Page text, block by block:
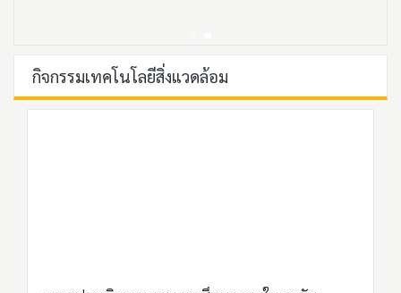
กิจกรรมเทคโนโลยีสิ่งแวดล้อม